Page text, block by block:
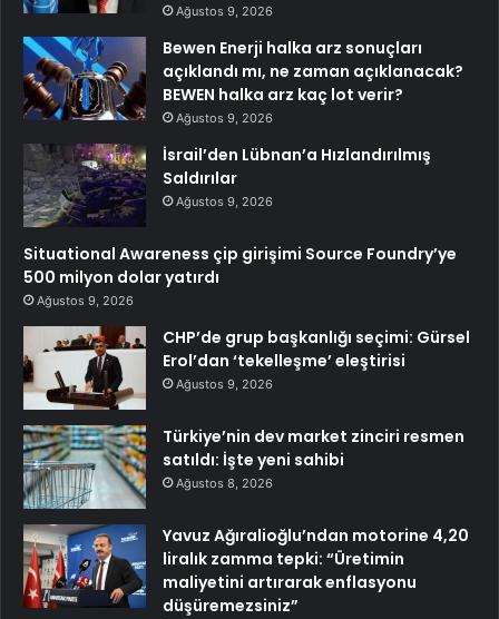
Ağustos 9, 2026
Bewen Enerji halka arz sonuçları
açıklandı mı, ne zaman açıklanacak?
BEWEN halka arz kaç lot verir?
Ağustos 9, 2026
İsrail’den Lübnan’a Hızlandırılmış
Saldırılar
Ağustos 9, 2026
Situational Awareness çip girişimi Source Foundry’ye
500 milyon dolar yatırdı
Ağustos 9, 2026
CHP’de grup başkanlığı seçimi: Gürsel
Erol’dan ‘tekelleşme’ eleştirisi
Ağustos 9, 2026
Türkiye’nin dev market zinciri resmen
satıldı: İşte yeni sahibi
Ağustos 8, 2026
Yavuz Ağıralioğlu’ndan motorine 4,20
liralık zamma tepki: “Üretimin
maliyetini artırarak enflasyonu
düşüremezsiniz”